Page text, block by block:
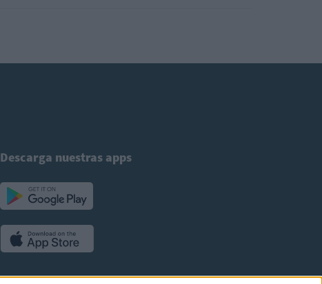
Descarga nuestras apps